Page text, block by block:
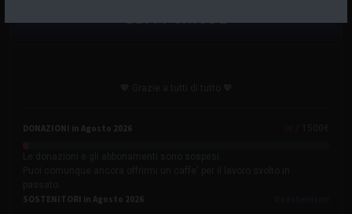
DONAZIONI in Agosto 2026
SOSTENITORI in Agosto 2026